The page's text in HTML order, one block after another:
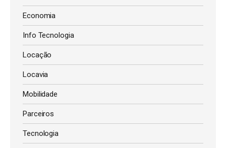
Economia
Info Tecnologia
Locação
Locavia
Mobilidade
Parceiros
Tecnologia